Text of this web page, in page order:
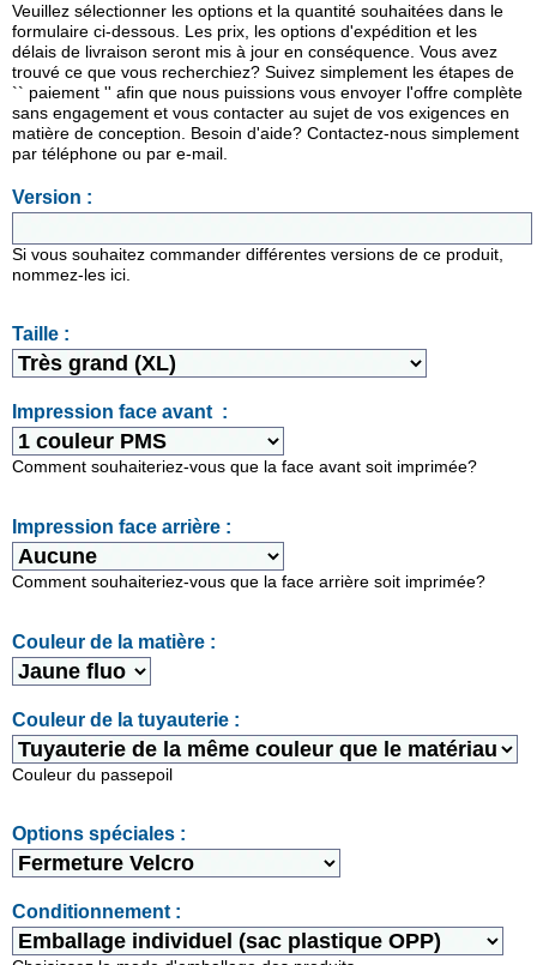
Veuillez sélectionner les options et la quantité souhaitées dans le
formulaire ci-dessous. Les prix, les options d'expédition et les
délais de livraison seront mis à jour en conséquence. Vous avez
trouvé ce que vous recherchiez? Suivez simplement les étapes de
`` paiement '' afin que nous puissions vous envoyer l'offre complète
sans engagement et vous contacter au sujet de vos exigences en
matière de conception. Besoin d'aide? Contactez-nous simplement
par téléphone ou par e-mail.
Version :
Si vous souhaitez commander différentes versions de ce produit,
nommez-les ici.
Taille :
Impression face avant :
Comment souhaiteriez-vous que la face avant soit imprimée?
Impression face arrière :
Comment souhaiteriez-vous que la face arrière soit imprimée?
Couleur de la matière :
Couleur de la tuyauterie :
Couleur du passepoil
Options spéciales :
Conditionnement :